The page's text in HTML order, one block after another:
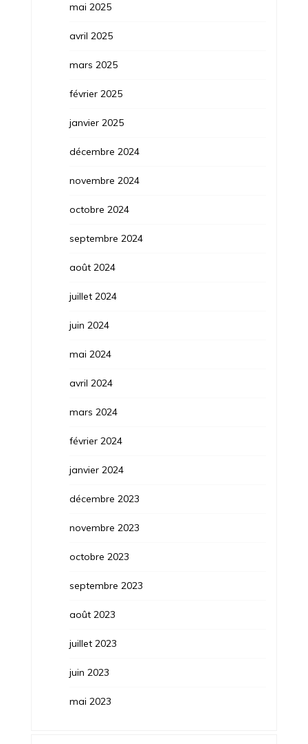
mai 2025
avril 2025
mars 2025
février 2025
janvier 2025
décembre 2024
novembre 2024
octobre 2024
septembre 2024
août 2024
juillet 2024
juin 2024
mai 2024
avril 2024
mars 2024
février 2024
janvier 2024
décembre 2023
novembre 2023
octobre 2023
septembre 2023
août 2023
juillet 2023
juin 2023
mai 2023